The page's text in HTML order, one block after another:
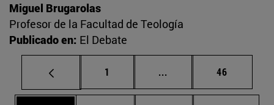
Miguel Brugarolas
Profesor de la Facultad de Teología
Publicado en: El Debate
Página
1 ... Páginas intermedias
Página
46